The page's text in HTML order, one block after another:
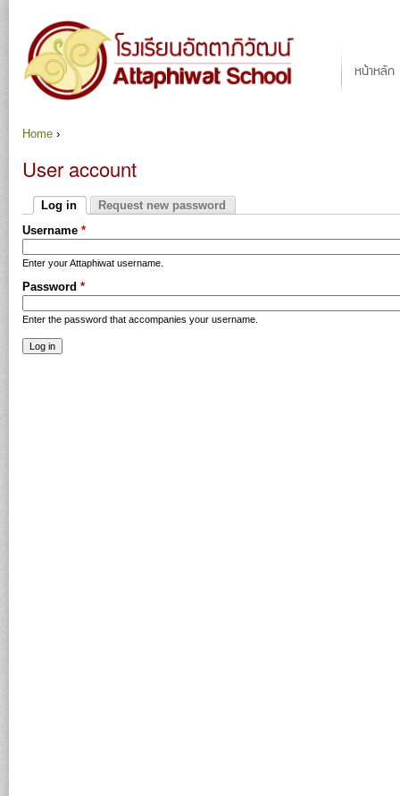
หน้าหลัก
You are here
Home ›
User account
Primary tabs
Log in
Request new password
Username *
Enter your Attaphiwat username.
Password *
Enter the password that accompanies your username.